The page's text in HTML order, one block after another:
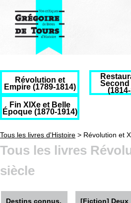
Antiquité
Autres
Révolution et
Empire (1789-1814)
Second
Fin XIXe et Belle
Époque (1870-1914)
Tous les livres d'Histoire > Révolution et
Tous les livres
siècle
Destins connus,
[Fiction] Deux